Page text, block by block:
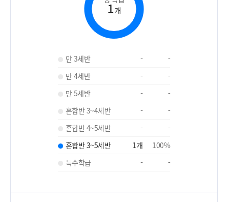
1개
만 3세반 -
-
만 4세반
-
-
만 5세반
-
-
혼합반 3~4세반
-
-
혼합반 4~5세반
-
-
혼합반 3~5세반
1개 100%
특수학급
- -